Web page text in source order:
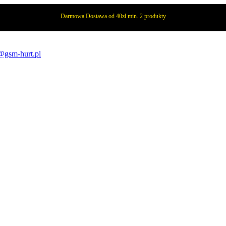
Darmowa Dostawa od 40zł min. 2 produkty
hurt.pl